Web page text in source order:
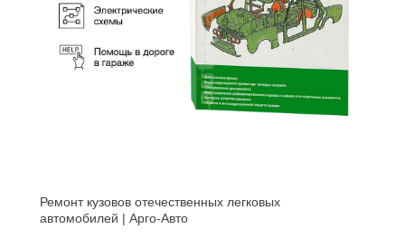
Ремонт кузовов отечественных легковых
автомобилей | Арго-Авто